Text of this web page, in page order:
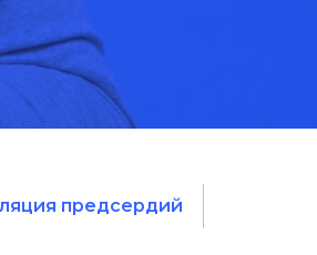
предсердий